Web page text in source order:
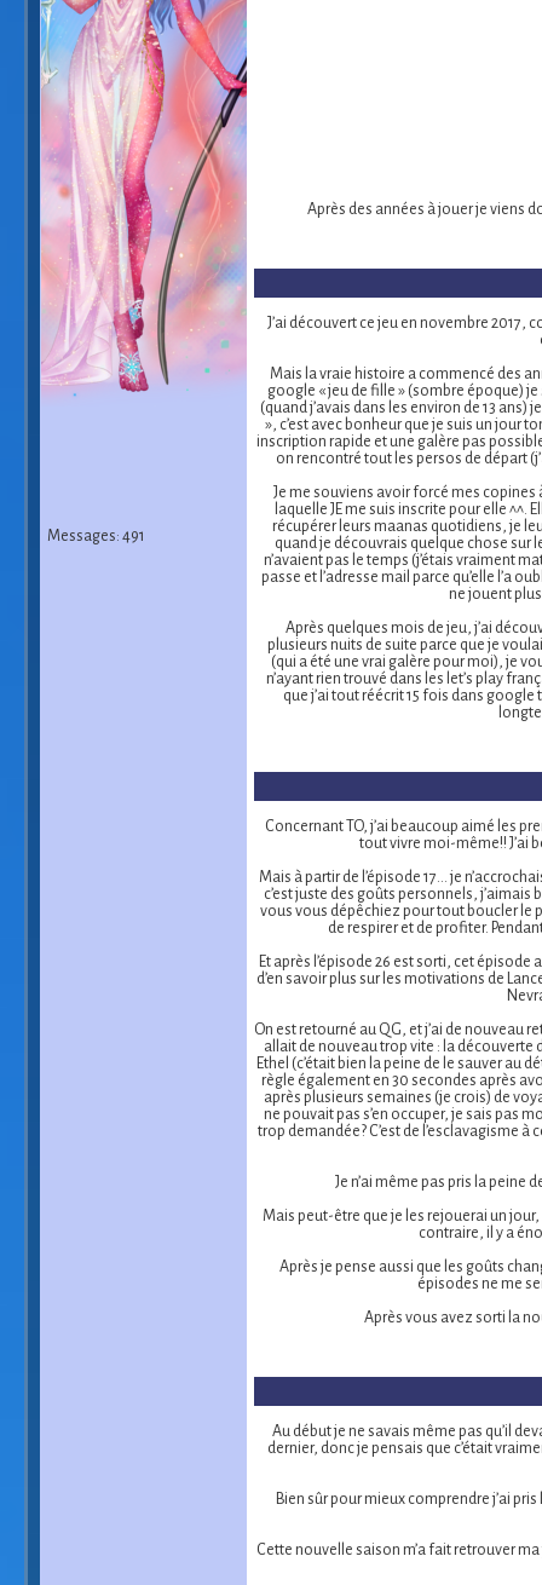
Messages: 491
Après des années à jouer je viens
J’ai découvert ce jeu en novembre 2017,
Mais la vraie histoire a commencé des
google « jeu de fille » (sombre époque)
(quand j’avais dans les environ de 13
», c’est avec bonheur que je suis un jour
inscription rapide et une galère pas
on rencontré tout les persos de départ
Je me souviens avoir forcé mes copines
laquelle JE me suis inscrite pour elle
récupérer leurs maanas quotidiens, je
quand je découvrais quelque chose sur
n’avaient pas le temps (j’étais vraiment
passe et l’adresse mail parce qu’elle l’a
ne jouent
Après quelques mois de jeu, j’ai
plusieurs nuits de suite parce que je
(qui a été une vrai galère pour moi), je
n’ayant rien trouvé dans les let’s play
que j’ai tout réécrit 15 fois dans
Concernant TO, j’ai beaucoup aimé les
tout vivre moi-même!! J’ai
Mais à partir de l’épisode 17... je
c’est juste des goûts personnels,
vous vous dépêchiez pour tout boucler le
de respirer et de profiter.
Et après l’épisode 26 est sorti, cet épisode
d’en savoir plus sur les motivations de
On est retourné au QG, et j’ai de nouveau
allait de nouveau trop vite : la découverte
Ethel (c’était bien la peine de le sauver au
règle également en 30 secondes après
après plusieurs semaines (je crois) de
ne pouvait pas s’en occuper, je sais pas
trop demandée? C’est de l’esclavagisme
Je n’ai même pas pris la peine
Mais peut-être que je les rejouerai un
contraire, il y a
Après je pense aussi que les goûts
épisodes ne me
Après vous avez sorti la
Au début je ne savais même pas qu’il
dernier, donc je pensais que c’était
Bien sûr pour mieux comprendre j’ai
Cette nouvelle saison m’a fait retrouver